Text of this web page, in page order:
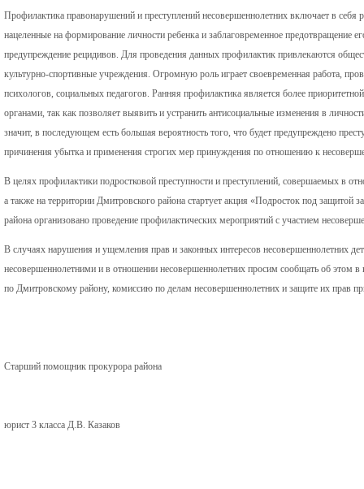
Профилактика правонарушений и преступлений несовершеннолетних включает в себя
нацеленные на формирование личности ребенка и заблаговременное предотвращение
предупреждение рецидивов. Для проведения данных профилактик привлекаются
культурно-спортивные учреждения. Огромную роль играет своевременная работа,
психологов, социальных педагогов. Ранняя профилактика является более
органами, так как позволяет выявить и устранить антисоциальные изменения в
значит, в последующем есть большая вероятность того, что будет предупреждено
причинения убытка и применения строгих мер принуждения по отношению к
В целях профилактики подростковой преступности и преступлений, совершаемых в
а также на территории Дмитровского района стартует акция «Подросток под защитой
района организовано проведение профилактических мероприятий с участием
В случаях нарушения и ущемления прав и законных интересов несовершеннолетних
несовершеннолетними и в отношении несовершеннолетних просим сообщать об этом
по Дмитровскому району, комиссию по делам несовершеннолетних и защите их прав
Старший помощник прокурора района
юрист 3 класса Д.В. Казаков